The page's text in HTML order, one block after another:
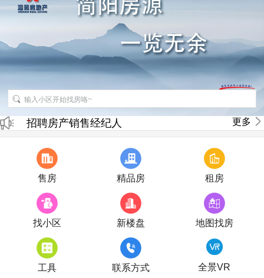
招聘房产销售经纪人
房产直播
更多
售房 精品房 租房
找小区 新楼盘 地图找房
工具 联系方式 全景VR